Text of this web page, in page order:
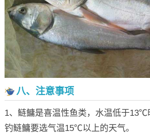
八、注意事项
1、鲢鳙是喜温性鱼类，水温低于13℃
钓鲢鳙要选气温15℃以上的天气。